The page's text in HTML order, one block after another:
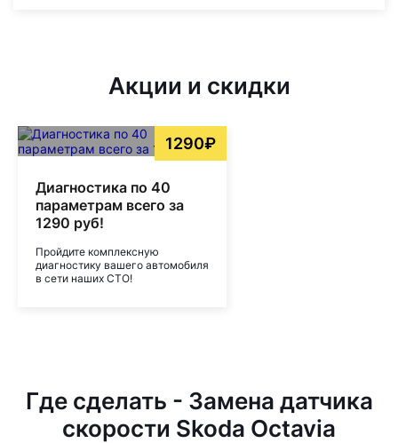
Акции и скидки
1290₽
Диагностика по 40
параметрам всего за
1290 руб!
Пройдите комплексную
диагностику вашего автомобиля
в сети наших СТО!
Где сделать - Замена датчика
скорости Skoda Octavia